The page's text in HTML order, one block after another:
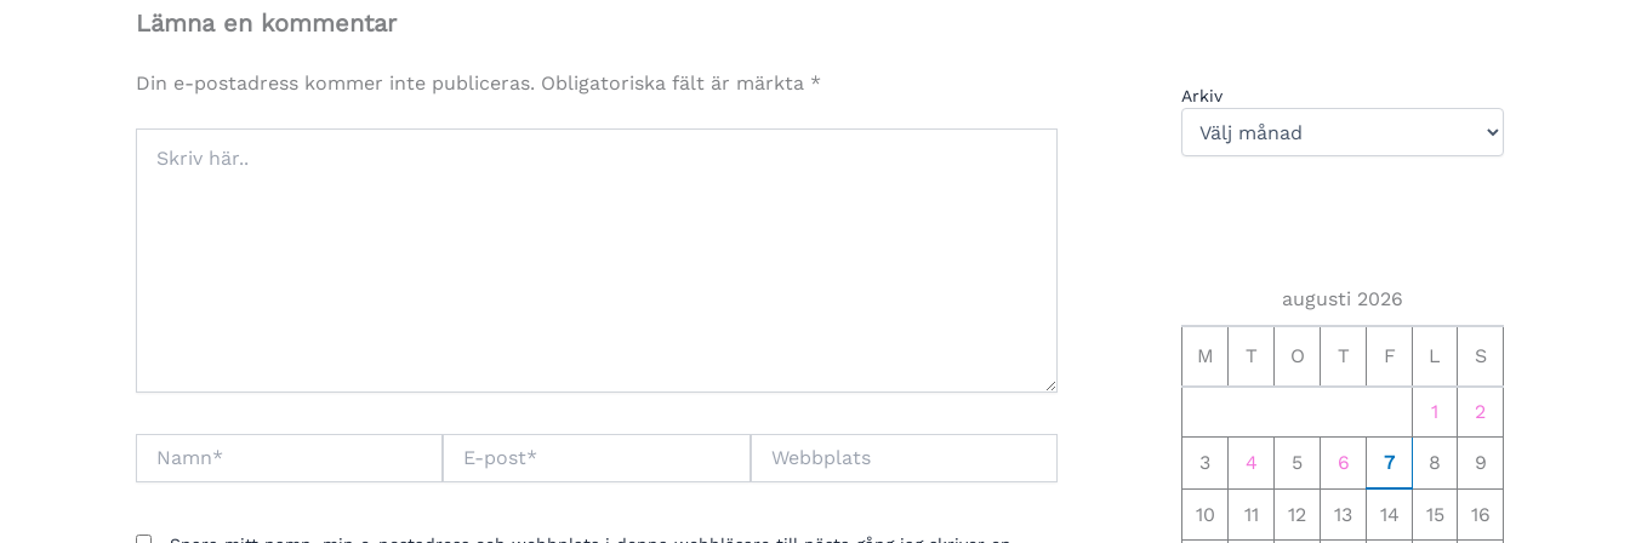
Lämna en kommentar
Din e-postadress kommer inte publiceras. Obligatoriska fält är märkta *
här..
post*
Arkiv
augusti 2026
M T O T F L S
1 2
3 4 5 6 7 8 9
10 11 12 13 14 15 16